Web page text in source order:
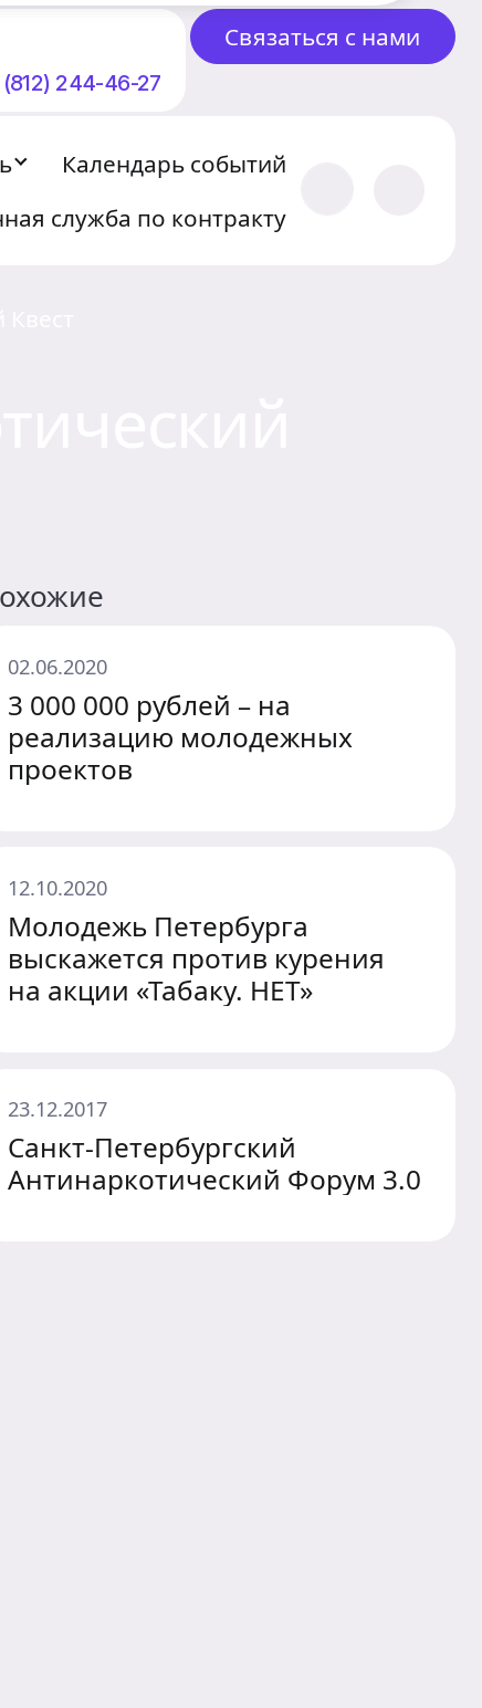
(812) 244-46-27
Связаться с нами
Календарь событий
служба по контракту
02.06.2020
3 000 000 рублей – на
реализацию молодежных
проектов
12.10.2020
Молодежь Петербурга
выскажется против курения
на акции «Табаку. НЕТ»
23.12.2017
Санкт-Петербургский
Антинаркотический Форум 3.0